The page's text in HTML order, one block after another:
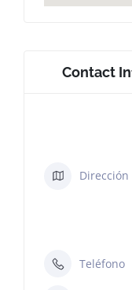
Contact
Dirección
Teléfono